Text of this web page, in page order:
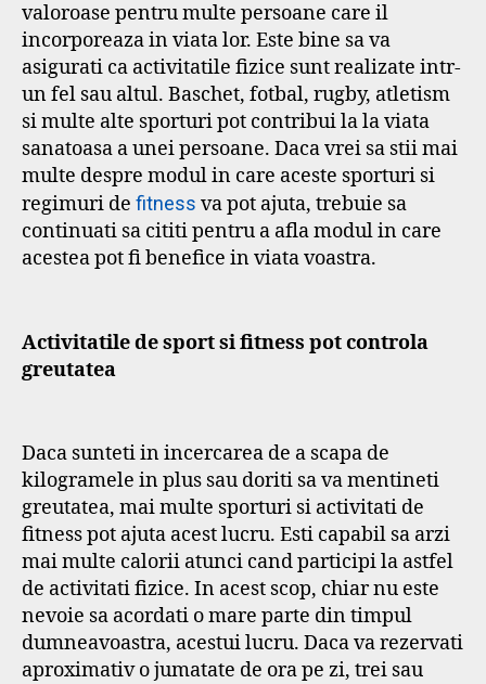
valoroase pentru multe persoane care il
incorporeaza in viata lor. Este bine sa va
asigurati ca activitatile fizice sunt realizate intr-
un fel sau altul. Baschet, fotbal, rugby, atletism
si multe alte sporturi pot contribui la la viata
sanatoasa a unei persoane. Daca vrei sa stii mai
multe despre modul in care aceste sporturi si
regimuri de fitness va pot ajuta, trebuie sa
continuati sa cititi pentru a afla modul in care
acestea pot fi benefice in viata voastra.
Activitatile de sport si fitness pot controla
greutatea
Daca sunteti in incercarea de a scapa de
kilogramele in plus sau doriti sa va mentineti
greutatea, mai multe sporturi si activitati de
fitness pot ajuta acest lucru. Esti capabil sa arzi
mai multe calorii atunci cand participi la astfel
de activitati fizice. In acest scop, chiar nu este
nevoie sa acordati o mare parte din timpul
dumneavoastra, acestui lucru. Daca va rezervati
aproximativ o jumatate de ora pe zi, trei sau